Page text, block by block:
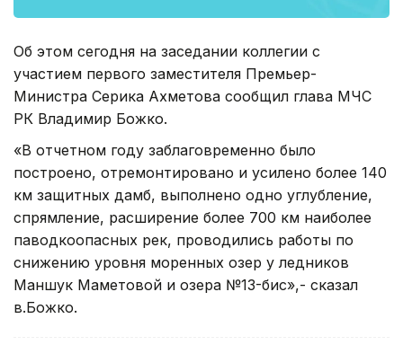
Об этом сегодня на заседании коллегии с
участием первого заместителя Премьер-
Министра Серика Ахметова сообщил глава МЧС
РК Владимир Божко.
«В отчетном году заблаговременно было
построено, отремонтировано и усилено более 140
км защитных дамб, выполнено одно углубление,
спрямление, расширение более 700 км наиболее
паводкоопасных рек, проводились работы по
снижению уровня моренных озер у ледников
Маншук Маметовой и озера №13-бис»,- сказал
в.Божко.